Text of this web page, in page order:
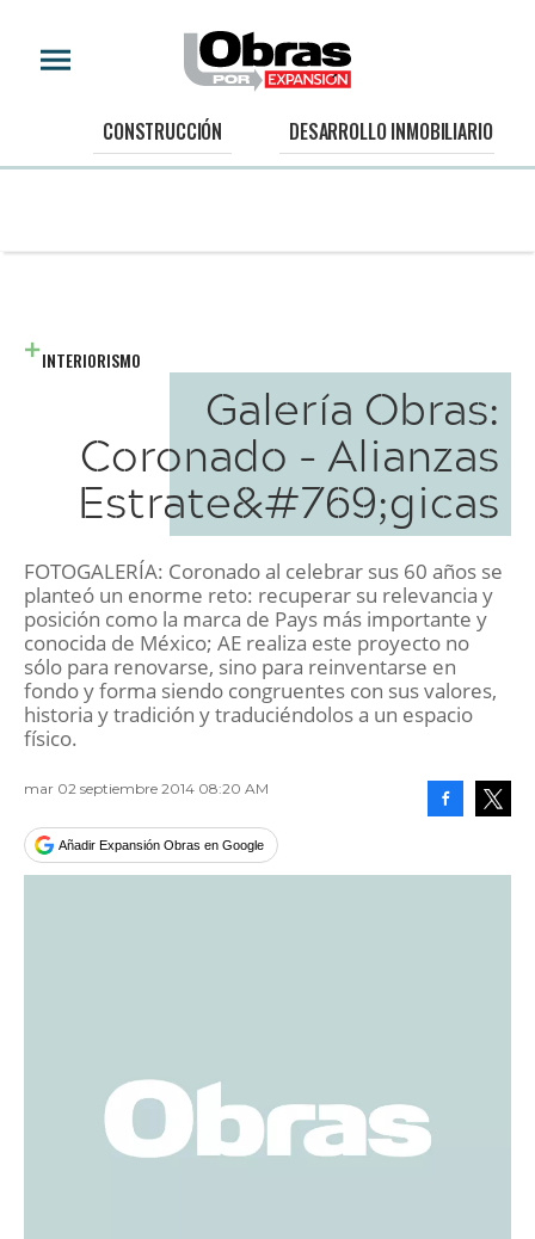
CONSTRUCCIÓN DESARROLLO INMOBILIARIO
INTERIORISMO
Galería Obras:
Coronado - Alianzas
Estrate&#769;gicas
FOTOGALERÍA: Coronado al celebrar sus 60 años se
planteó un enorme reto: recuperar su relevancia y
posición como la marca de Pays más importante y
conocida de México; AE realiza este proyecto no
sólo para renovarse, sino para reinventarse en
fondo y forma siendo congruentes con sus valores,
historia y tradición y traduciéndolos a un espacio
físico.
mar 02 septiembre 2014 08:20 AM
Añadir Expansión Obras en Google